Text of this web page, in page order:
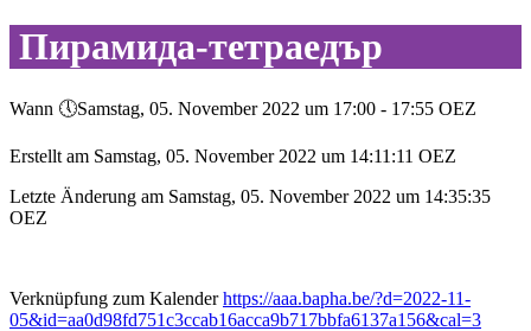
Пирамида-тетраедър
Wann 🕔︎Samstag, 05. November 2022 um 17:00 - 17:55 OEZ
Erstellt am Samstag, 05. November 2022 um 14:11:11 OEZ
Letzte Änderung am Samstag, 05. November 2022 um 14:35:35
OEZ
Verknüpfung zum Kalenderhttps://aaa.bapha.be/?d=2022-11-
05&id=aa0d98fd751c3ccab16acca9b717bbfa6137a156&cal=3